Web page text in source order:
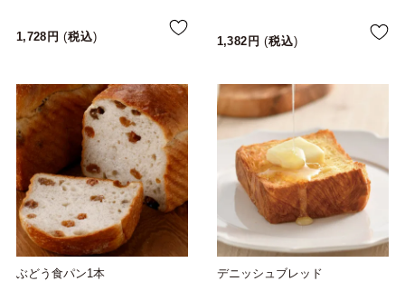
1,728 税込 1,382 税込
ぶどう食パン1本 デニッシュブレッド